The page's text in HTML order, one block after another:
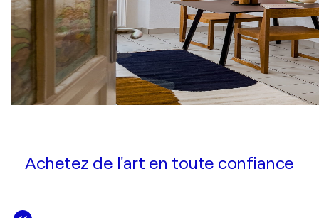
Achetez de l'art en toute confiance